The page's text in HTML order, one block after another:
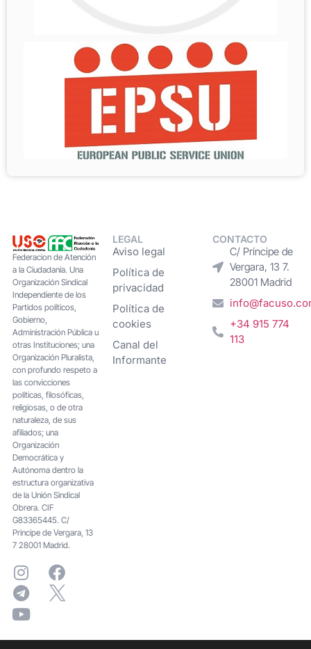
Federacion de Atención
a la Ciudadanía. Una
Organización Sindical
Independiente de los
Partidos políticos,
Gobierno,
Administración Pública u
otras Instituciones; una
Organización Pluralista,
con profundo respeto a
las convicciones
políticas, filosóficas,
religiosas, o de otra
naturaleza, de sus
afiliados; una
Organización
Democrática y
Autónoma dentro la
estructura organizativa
de la Unión Sindical
Obrera. CIF
G83365445. C/
Principe de Vergara, 13
7 28001 Madrid.
LEGAL
Aviso legal
Política de
privacidad
Política de
cookies
Canal del
Informante
CONTACTO
C/ Príncipe de
Vergara, 13 7.
28001 Madrid
+34 915 774
113